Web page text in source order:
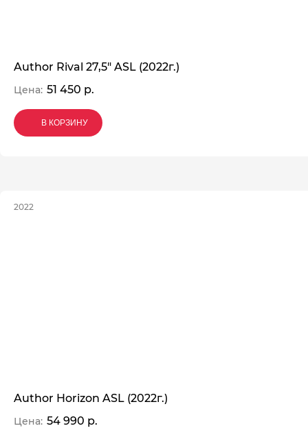
Author Rival 27,5" ASL (2022г.)
Цена: 51 450 р.
В КОРЗИНУ
В КОРЗИНУ
В КОРЗИНУ
2022
Author Horizon ASL (2022г.)
Цена: 54 990 р.